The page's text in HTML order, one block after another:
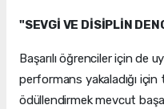
"SEVGİ VE DİSİPLİN
Başarılı öğrenciler için de
performans yakaladığı için
ödüllendirmek mevcut